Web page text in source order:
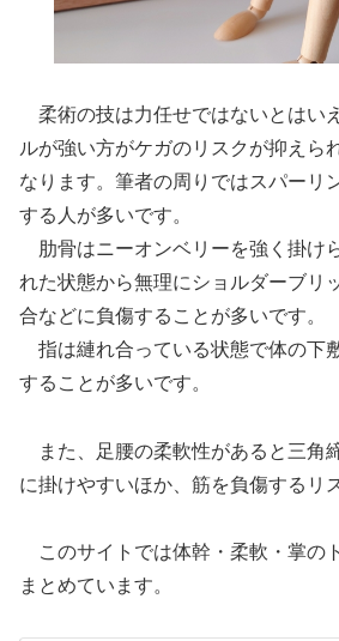
柔術の技は力任せではないとはい
ルが強い方がケガのリスクが抑えら
なります。筆者の周りではスパーリ
する人が多いです。
肋骨はニーオンベリーを強く掛け
れた状態から無理にショルダーブリ
合などに負傷することが多いです。
指は縺れ合っている状態で体の下
することが多いです。
また、足腰の柔軟性があると三角
に掛けやすいほか、筋を負傷するリ
このサイトでは体幹・柔軟・掌の
まとめています。